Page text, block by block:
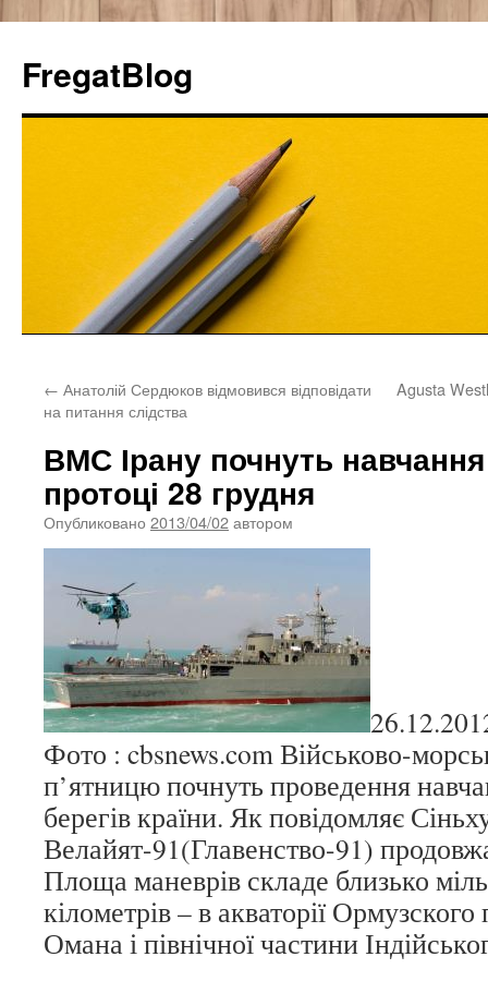
FregatBlog
← Анатолій Сердюков відмовився відповідати
на питання слідства
Agusta
ВМС Ірану почнуть
протоці 28 грудня
Опубликовано 2013/04/02автором
Фото : cbsnews.com Військово-
п’ятницю почнуть проведення
берегів країни. Як повідомляє
Велайят-91(Главенство-91)
Площа маневрів складе близько
кілометрів – в акваторії
Омана і північної частини